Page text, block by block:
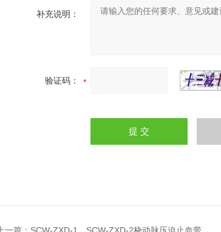
补充说明：
验证码：